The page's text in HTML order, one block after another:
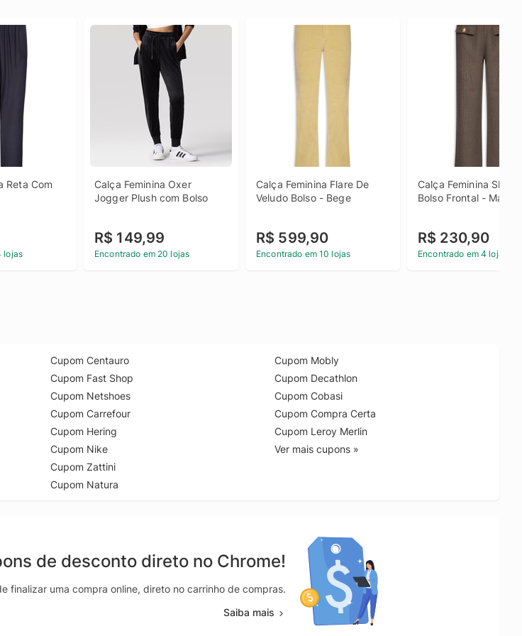
Reta Com
lojas
Calça Feminina Oxer
Jogger Plush com Bolso
R$ 149,99
Encontrado em 20 lojas
Calça Feminina Flare De
Veludo Bolso - Bege
R$ 599,90
Encontrado em 10 lojas
Calça Feminina Slim
Bolso Frontal -
R$ 230,90
Encontrado em 4 lojas
Cupom Centauro
Cupom Fast Shop
Cupom Netshoes
Cupom Carrefour
Cupom Hering
Cupom Nike
Cupom Zattini
Cupom Natura
Cupom Mobly
Cupom Decathlon
Cupom Cobasi
Cupom Compra Certa
Cupom Leroy Merlin
Ver mais cupons »
de desconto direto no Chrome!
finalizar uma compra online, direto no carrinho de compras.
Saiba mais